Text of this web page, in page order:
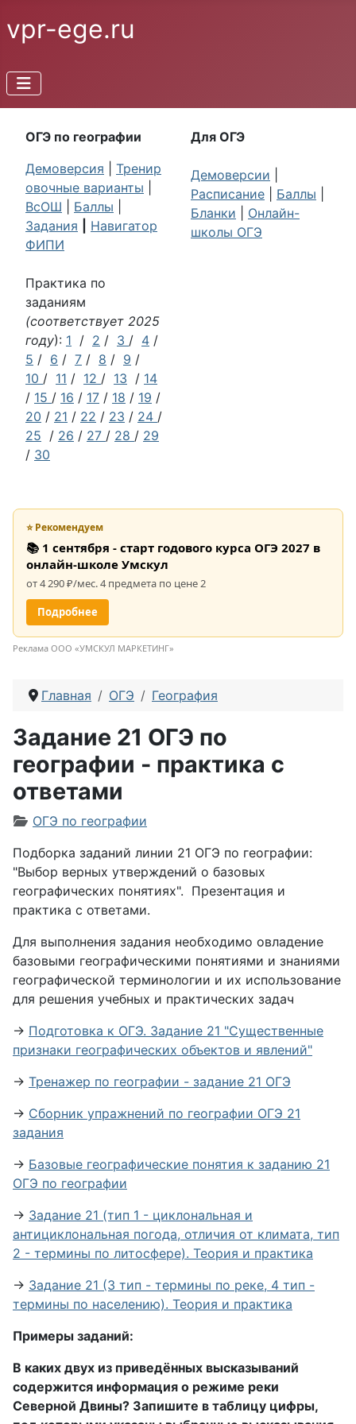
vpr-ege.ru
ОГЭ по географии
Демоверсия
Тренир
овочные варианты
ВсОШ
Баллы
Задания
Навигатор
ФИПИ
Практика по
заданиям
(соответствует 2025
году): 1 / 2 / 3 / 4 /
5 / 6 / 7 / 8 / 9 /
10 / 11 / 12 / 13 / 14
/ 15 / 16 / 17 / 18 / 19 /
20 / 21 / 22 / 23 / 24 /
25 / 26 / 27 / 28 / 29
/ 30
Для ОГЭ
Демоверсии
Расписание
Баллы
Бланки
Онлайн-
школы ОГЭ
⭐ Рекомендуем
📚 1 сентября - старт годового курса ОГЭ 2027 в
онлайн-школе Умскул
от 4 290 ₽/мес. 4 предмета по цене 2
Подробнее
Реклама ООО «УМСКУЛ МАРКЕТИНГ»
Главная ОГЭ География
Задание 21 ОГЭ по
географии - практика с
ответами
Информация о материале
ОГЭ по географии
Подборка заданий линии 21 ОГЭ по географии:
"Выбор верных утверждений о базовых
географических понятиях". Презентация и
практика с ответами.
Для выполнения задания необходимо овладение
базовыми географическими понятиями и знаниями
географической терминологии и их использование
для решения учебных и практических задач
→ Подготовка к ОГЭ. Задание 21 "Существенные
признаки географических объектов и явлений"
→ Тренажер по географии - задание 21 ОГЭ
→ Сборник упражнений по географии ОГЭ 21
задания
→ Базовые географические понятия к заданию 21
ОГЭ по географии
→ Задание 21 (тип 1 - циклональная и
антициклональная погода, отличия от климата, тип
2 - термины по литосфере). Теория и практика
→ Задание 21 (3 тип - термины по реке, 4 тип -
термины по населению). Теория и практика
Примеры заданий:
В каких двух из приведённых высказываний
содержится информация о режиме реки
Северной Двины? Запишите в таблицу цифры,